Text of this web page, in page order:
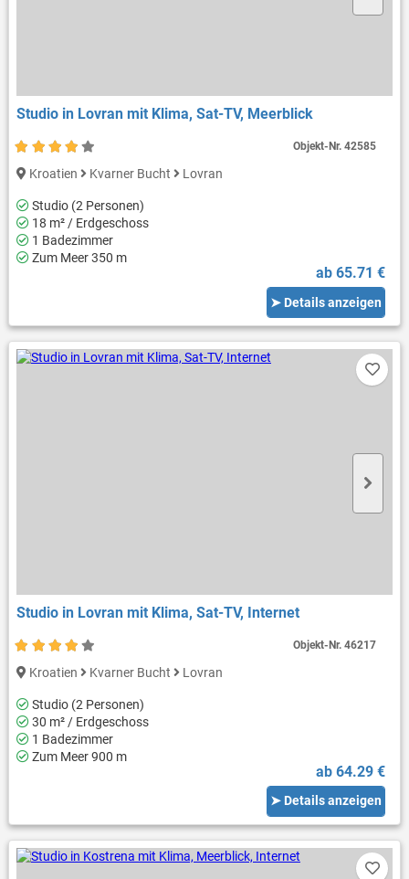
Studio in Lovran mit Klima, Sat-TV, Meerblick
Kroatien Kvarner Bucht Lovran
Studio (2 Personen)
18 m² / Erdgeschoss
1 Badezimmer
Zum Meer 350 m
ab 65.71 €
➤ Details anzeigen
Objekt-Nr.42585
Studio in Lovran mit Klima, Sat-TV, Internet
Kroatien Kvarner Bucht Lovran
Studio (2 Personen)
30 m² / Erdgeschoss
1 Badezimmer
Zum Meer 900 m
ab 64.29 €
➤ Details anzeigen
Objekt-Nr.46217